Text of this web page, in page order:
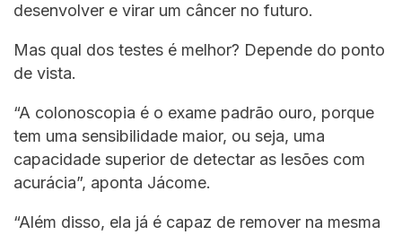
desenvolver e virar um câncer no futuro.
Mas qual dos testes é melhor? Depende do ponto
de vista.
“A colonoscopia é o exame padrão ouro, porque
tem uma sensibilidade maior, ou seja, uma
capacidade superior de detectar as lesões com
acurácia”, aponta Jácome.
“Além disso, ela já é capaz de remover na mesma